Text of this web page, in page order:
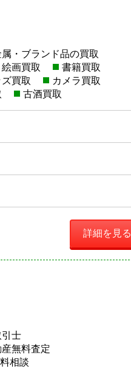
・ブランド品の買取
画買取
書籍買取
買取
カメラ買取
古酒買取
詳細を見る
士
無料査定
相談